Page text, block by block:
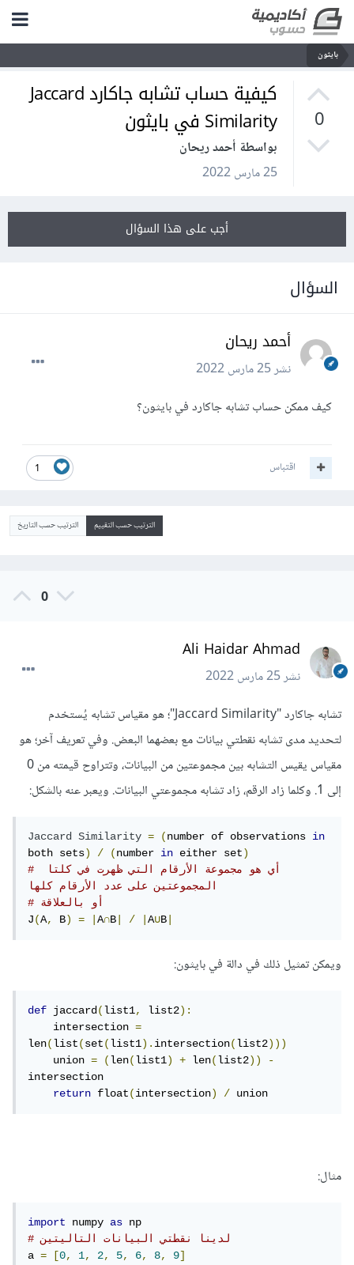
بايثون
0
كيفية حساب تشابه جاكارد Jaccard
Similarity في بايثون
بواسطة أحمد ريحان
25 مارس 2022
أجب على هذا السؤال
السؤال
أحمد ريحان
نشر25 مارس 2022
كيف ممكن حساب تشابه جاكارد في بايثون؟
1 اقتباس
الترتيب حسب التقييم الترتيب حسب التاريخ
0
Ali Haidar Ahmad
نشر25 مارس 2022
تشابه جاكارد "Jaccard Similarity"؛ هو مقياس تشابه يُستخدم
لتحديد مدى تشابه نقطتي بيانات مع بعضهما البعض. وفي تعريف آخر؛ هو
مقياس يقيس التشابه بين مجموعتين من البيانات، وتتراوح قيمته من 0
إلى 1. وكلما زاد الرقم، زاد تشابه مجموعتي البيانات. ويعبر عنه بالشكل:
Jaccard Similarity = (number of observations in
both sets) / (number in either set)
# أي هو مجموعة الأرقام التي ظهرت في كلتا
المجموعتين على عدد الأرقام كلها
# أو بالعلاقة
J(A, B) = |A∩B / |A∪B
ويمكن تمثيل ذلك في دالة في بايثون:
def jaccard(list1, list2):
    intersection
=
len(list(set(list1).intersection(list2)))
    union
= (len(list1) + len(list2))
-
intersection
return float(intersection) /
مثال:
import numpy as
# لدينا نقطتي البيانات التاليتين
a = [0, 1, 2, 5, 6, 8, 9]